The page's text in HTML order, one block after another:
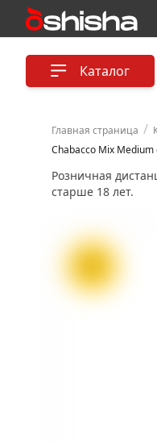
Каталог
Главная страница /
Chabacco Mix
Розничная
старше 18 лет.